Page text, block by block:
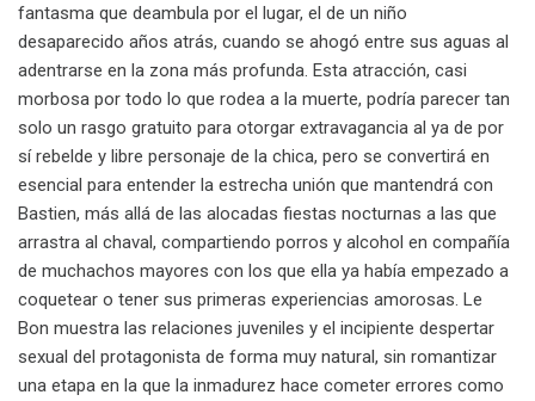
fantasma que deambula por el lugar, el de un niño
desaparecido años atrás, cuando se ahogó entre sus aguas al
adentrarse en la zona más profunda. Esta atracción, casi
morbosa por todo lo que rodea a la muerte, podría parecer tan
solo un rasgo gratuito para otorgar extravagancia al ya de por
sí rebelde y libre personaje de la chica, pero se convertirá en
esencial para entender la estrecha unión que mantendrá con
Bastien, más allá de las alocadas fiestas nocturnas a las que
arrastra al chaval, compartiendo porros y alcohol en compañía
de muchachos mayores con los que ella ya había empezado a
coquetear o tener sus primeras experiencias amorosas. Le
Bon muestra las relaciones juveniles y el incipiente despertar
sexual del protagonista de forma muy natural, sin romantizar
una etapa en la que la inmadurez hace cometer errores como